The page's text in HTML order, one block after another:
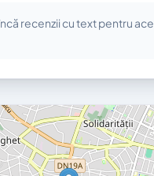
recenzii cu text pentru